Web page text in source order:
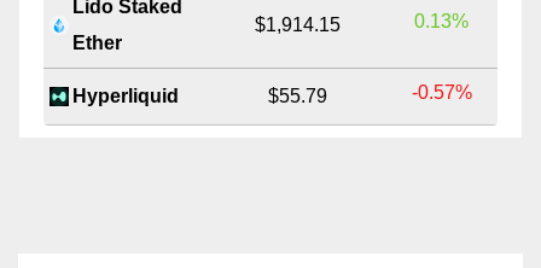
Lido Staked
Ether
$1,914.15 0.13%
Hyperliquid $55.79 -0.57%